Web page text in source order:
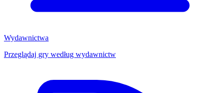
Wydawnictwa
Przeglądaj gry według wydawnictw